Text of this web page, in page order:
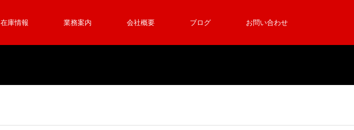
在庫情報 業務案内 会社概要 ブログ お問い合わせ